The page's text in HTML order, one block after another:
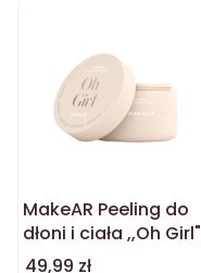
MakeAR Peeling do
dłoni i ciała ,,Oh Girl"
200ml
Cena
49,99 zł